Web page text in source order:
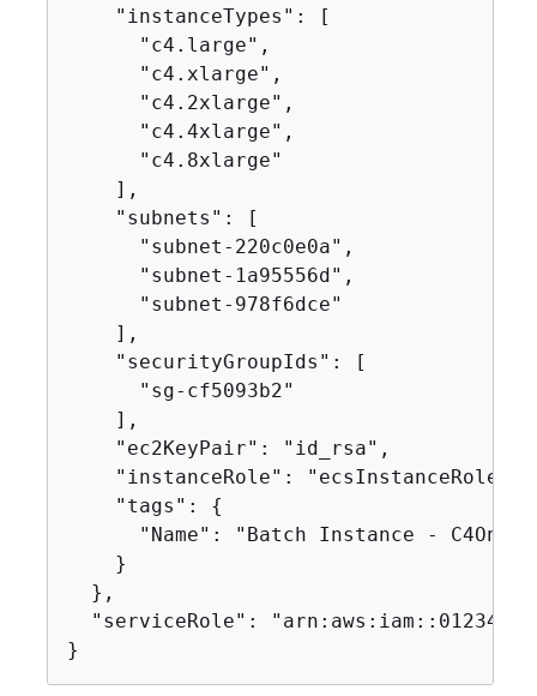
    "instanceTypes": [
      "c4.large",
      "c4.xlarge",
      "c4.2xlarge",
      "c4.4xlarge",
      "c4.8xlarge"
    ],
    "subnets": [
      "subnet-220c0e0a",
      "subnet-1a95556d",
      "subnet-978f6dce"
    ],
    "securityGroupIds": [
      "sg-cf5093b2"
    ],
    "ec2KeyPair": "id_rsa",
    "instanceRole": "ecsInstanceRole",
    "tags":
{
"Name": "Batch Instance -
    }
  },
"serviceRole":
}